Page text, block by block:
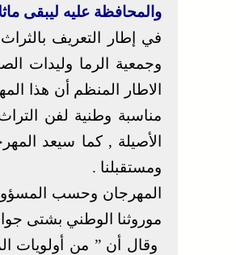
والمحافظة عليه ليبقى
في إطار التعريف
وجمعية الرما وليدات
الاطار المنظم أن هذا
مناسبة وطنية لفن التراث
الأصيلة , كما سيعد
ومستقبلنا .
المهرجان وحسب المسؤول
موروثنا الوطني بشتى
وقال أن ” من أولويات